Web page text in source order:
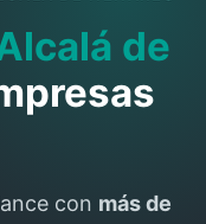
de
con más de